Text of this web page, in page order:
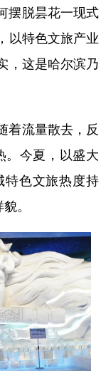
한국어
摆脱昙花一现式
以特色文旅产业
，这是哈尔滨乃
流量散去，反
。今夏，以盛大
特色文旅热度持
。